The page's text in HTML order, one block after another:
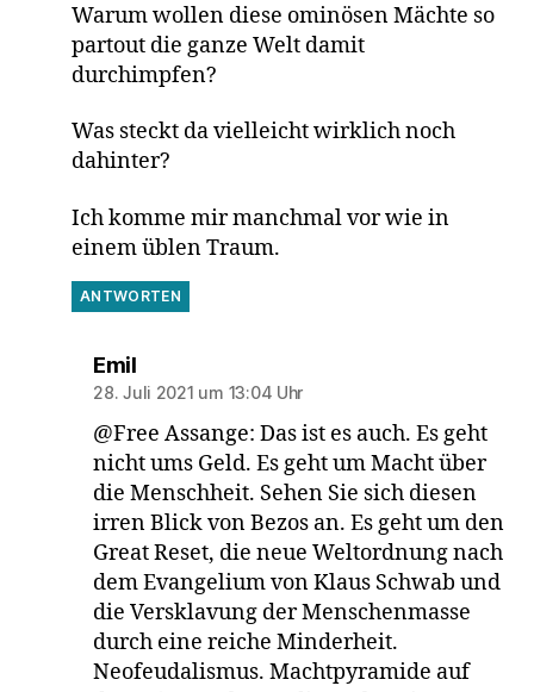
Warum wollen diese ominösen Mächte so
partout die ganze Welt damit
durchimpfen?
Was steckt da vielleicht wirklich noch
dahinter?
Ich komme mir manchmal vor wie in
einem üblen Traum.
ANTWORTEN
Emilsagt:
28. Juli 2021 um 13:04 Uhr
@Free Assange: Das ist es auch. Es geht
nicht ums Geld. Es geht um Macht über
die Menschheit. Sehen Sie sich diesen
irren Blick von Bezos an. Es geht um den
Great Reset, die neue Weltordnung nach
dem Evangelium von Klaus Schwab und
die Versklavung der Menschenmasse
durch eine reiche Minderheit.
Neofeudalismus. Machtpyramide auf